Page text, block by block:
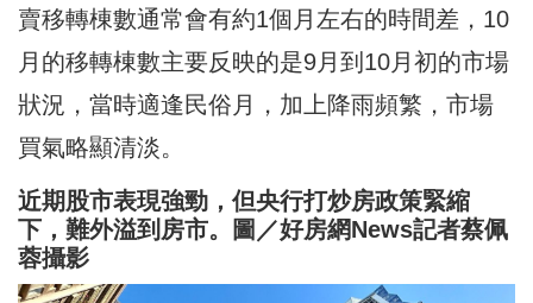
賣移轉棟數通常會有約1個月左右的時間差，10
月的移轉棟數主要反映的是9月到10月初的市場
狀況，當時適逢民俗月，加上降雨頻繁，市場
買氣略顯清淡。
近期股市表現強勁，但央行打炒房政策緊縮
下，難外溢到房市。圖／好房網News記者蔡佩
蓉攝影